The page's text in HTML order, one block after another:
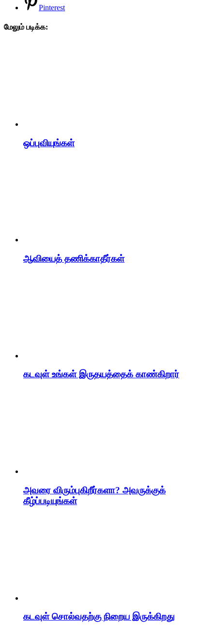
Pinterest
மேலும் படிக்க:
ஒப்புவியுங்கள்
ஆவியைத் தணிக்காதீர்கள்
கடவுள் உங்கள் இருதயத்தைக் காண்கிறார்
அவரை விரும்புகிறீர்களா? அவருக்குக்
கீழ்ப்படியுங்கள்
கடவுள் சொல்வதற்கு நிறைய இருக்கிறது